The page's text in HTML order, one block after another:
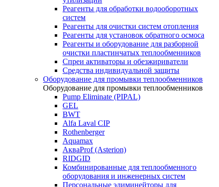
Реагенты для обработки водооборотных
систем
Реагенты для очистки систем отопления
Реагенты для установок обратного осмоса
Реагенты и оборудование для разборной
очистки пластинчатых теплообменников
Спреи активаторы и обезжириватели
Средства индивидуальной защиты
Оборудование для промывки теплообменников
Оборудование для промывки теплообменников
Pump Eliminate (PIPAL)
GEL
BWT
Alfa Laval CIP
Rothenberger
Aquamax
АкваProf (Asterion)
RIDGID
Комбинированные для теплообменного
оборудования и инженерных систем
Персональные элиминейторы для